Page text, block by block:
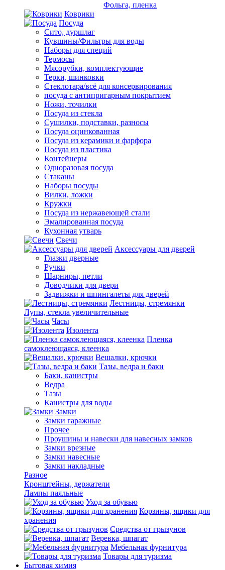
Фольга, пленка
Коврики
Посуда
Сито, дуршлаг
Кувшины/Фильтры для воды
Наборы для специй
Термосы
Мясорубки, комплектующие
Терки, шинковки
Стеклотара/всё для консервирования
посуда с антипригарным покрытием
Ножи, точилки
Посуда из стекла
Сушилки, подставки, разносы
Посуда оцинкованная
Посуда из керамики и фарфора
Посуда из пластика
Контейнеры
Одноразовая посуда
Стаканы
Наборы посуды
Вилки, ложки
Кружки
Посуда из нержавеющей стали
Эмалированная посуда
Кухонная утварь
Свечи
Аксессуары для дверей
Глазки дверные
Ручки
Шарниры, петли
Доводчики для двери
Задвижки и шпингалеты для дверей
Лестницы, стремянки
Лупы, стекла увеличительные
Часы
Изолента
Пленка
самоклеющаяся, клеенка
Вешалки, крючки
Тазы, ведра и баки
Баки, канистры
Ведра
Тазы
Канистры для воды
Замки
Замки гаражные
Прочее
Проушины и навески для навесных замков
Замки врезные
Замки навесные
Замки накладные
Разное
Кронштейны, держатели
Лампы паяльные
Уход за обувью
Корзины, ящики для
хранения
Средства от грызунов
Веревка, шпагат
Мебельная фурнитура
Товары для туризма
Бытовая химия